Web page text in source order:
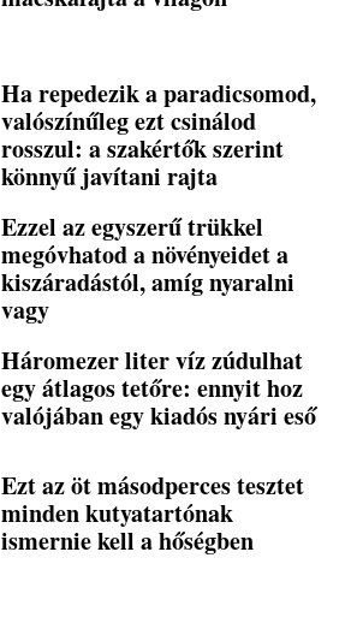
Ha repedezik a paradicsomod,
valószínűleg ezt csinálod
rosszul: a szakértők szerint
könnyű javítani rajta
Ezzel az egyszerű trükkel
megóvhatod a növényeidet a
kiszáradástól, amíg nyaralni
vagy
Háromezer liter víz zúdulhat
egy átlagos tetőre: ennyit hoz
valójában egy kiadós nyári eső
Ezt az öt másodperces tesztet
minden kutyatartónak
ismernie kell a hőségben